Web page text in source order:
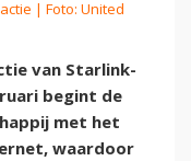
| Foto: United
van Starlink-
begint de
met het
waardoor